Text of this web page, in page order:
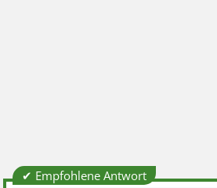
✔ Empfohlene Antwort